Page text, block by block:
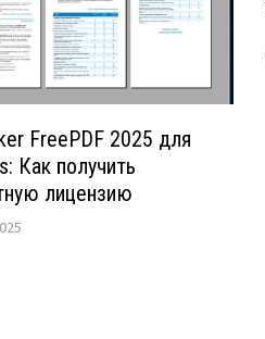
FreePDF 2025 для
Как получить
лицензию